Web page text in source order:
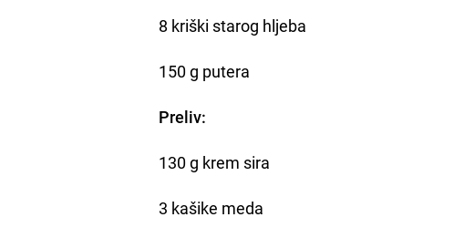
8 kriški starog hljeba
150 g putera
Preliv:
130 g krem sira
3 kašike meda